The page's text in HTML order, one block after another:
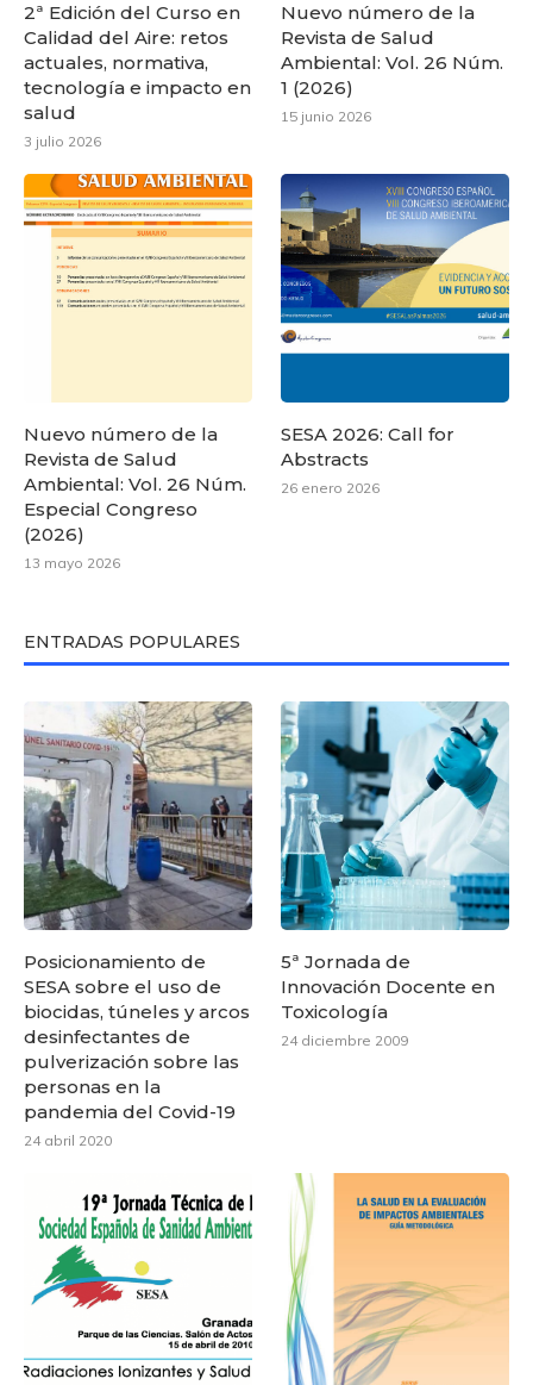
2ª Edición del Curso en
Calidad del Aire: retos
actuales, normativa,
tecnología e impacto en
salud
3 julio 2026
Nuevo número de la
Revista de Salud
Ambiental: Vol. 26 Núm.
1 (2026)
15 junio 2026
Nuevo número de la
Revista de Salud
Ambiental: Vol. 26 Núm.
Especial Congreso
(2026)
13 mayo 2026
SESA 2026: Call for
Abstracts
26 enero 2026
ENTRADAS POPULARES
Posicionamiento de
SESA sobre el uso de
biocidas, túneles y arcos
desinfectantes de
pulverización sobre las
personas en la
pandemia del Covid-19
24 abril 2020
5ª Jornada de
Innovación Docente en
Toxicología
24 diciembre 2009